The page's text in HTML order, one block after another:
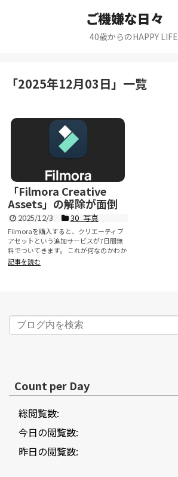
ご機嫌な日々
40歳からのHAPPY LIFE
「2025年12月03日」 一覧
「Filmora Creative
Assets」の解除が面倒
2025/12/3 30_写真
Filmoraを購入すると、クリエーティブ
アセットという追加サービスが7日間無
料でついてきます。 これが何なのかわか
っていない...
記事を読む
Count per Day
総閲覧数:
今日の閲覧数:
昨日の閲覧数: